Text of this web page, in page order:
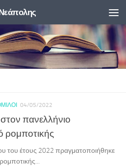
04/05/2022
πανελλήνιο
ρομποτικής
του έτους 2022 πραγματοποιήθηκε